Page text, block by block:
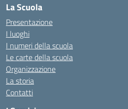
La Scuola
Presentazione
I luoghi
I numeri della scuola
Le carte della scuola
Organizzazione
La storia
Contatti